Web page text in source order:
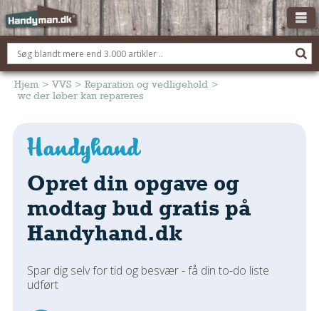
OM HANDYMAN.DK
FÅ 3 TILBUD
TØMRER/SNEDKER
Montage Og Nybyg
Reparation Og Vedligehold
Alt Om Køkkenet
Om Materialer
Andet
Hjem > VVS > Reparation og vedligehold >
wc der løber kan repareres
Opret din opgave og
modtag bud gratis på
Handyhand.dk
Spar dig selv for tid og besvær - få din to-do liste
udført